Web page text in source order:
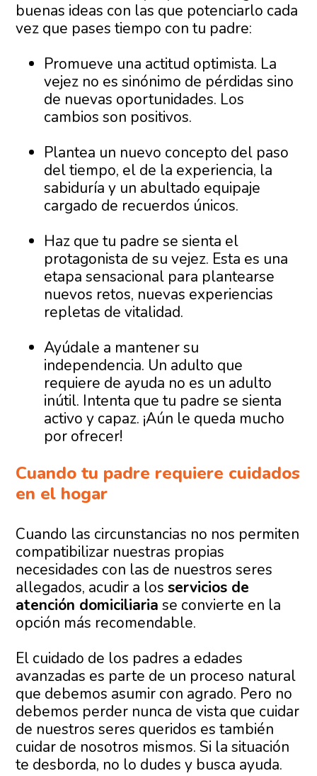
buenas ideas con las que potenciarlo cada
vez que pases tiempo con tu padre:
Promueve una actitud optimista. La
vejez no es sinónimo de pérdidas sino
de nuevas oportunidades. Los
cambios son positivos.
Plantea un nuevo concepto del paso
del tiempo, el de la experiencia, la
sabiduría y un abultado equipaje
cargado de recuerdos únicos.
Haz que tu padre se sienta el
protagonista de su vejez. Esta es una
etapa sensacional para plantearse
nuevos retos, nuevas experiencias
repletas de vitalidad.
Ayúdale a mantener su
independencia. Un adulto que
requiere de ayuda no es un adulto
inútil. Intenta que tu padre se sienta
activo y capaz. ¡Aún le queda mucho
por ofrecer!
Cuando tu padre requiere cuidados
en el hogar
Cuando las circunstancias no nos permiten
compatibilizar nuestras propias
necesidades con las de nuestros seres
allegados, acudir a losservicios de
atención domiciliaria se convierte en la
opción más recomendable.
El cuidado de los padres a edades
avanzadas es parte de un proceso natural
que debemos asumir con agrado. Pero no
debemos perder nunca de vista que cuidar
de nuestros seres queridos es también
cuidar de nosotros mismos. Si la situación
te desborda, no lo dudes y busca ayuda.